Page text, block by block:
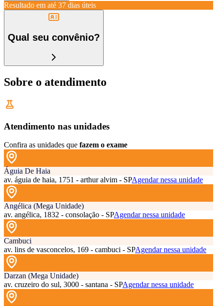
Resultado em até 37 dias úteis
Qual seu convênio?
Sobre o atendimento
Atendimento nas unidades
Confira as unidades que fazem o exame
Águia De Haia
av. águia de haia, 1751 - arthur alvim - SPAgendar nessa unidade
Angélica (Mega Unidade)
av. angélica, 1832 - consolação - SPAgendar nessa unidade
Cambuci
av. lins de vasconcelos, 169 - cambuci - SPAgendar nessa unidade
Darzan (Mega Unidade)
av. cruzeiro do sul, 3000 - santana - SPAgendar nessa unidade